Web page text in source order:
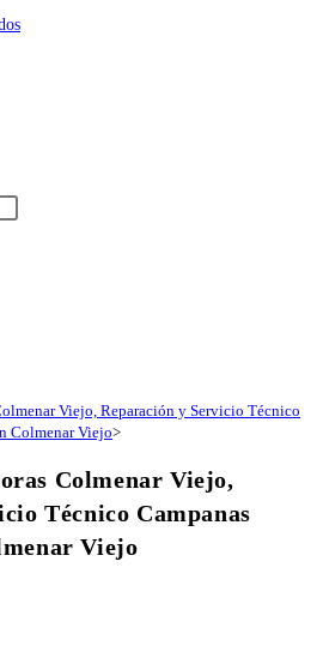
Viejo, Reparación y Servicio Técnico
Colmenar Viejo>
Colmenar Viejo,
Técnico Campanas
Viejo